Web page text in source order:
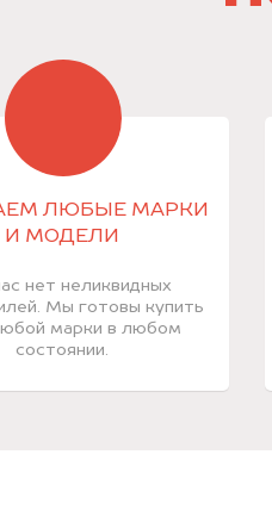
ЛЮБЫЕ МАРКИ
И МОДЕЛИ
нет неликвидных
Мы готовы купить
марки в любом
состоянии.